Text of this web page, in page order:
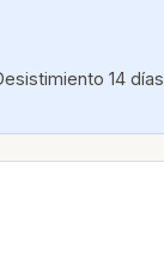
14 días